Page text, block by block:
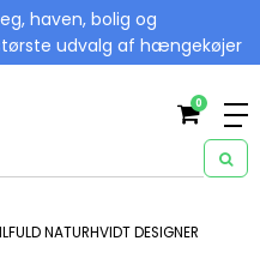
haven, bolig og
udvalg af hængekøjer
0
NATURHVIDT DESIGNER